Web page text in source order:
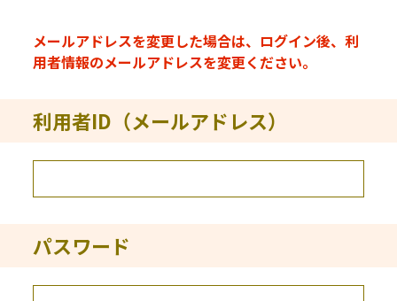
メールアドレスを変更した場合は、ログイン後、利
用者情報のメールアドレスを変更ください。
利用者ID（メールアドレス）
パスワード